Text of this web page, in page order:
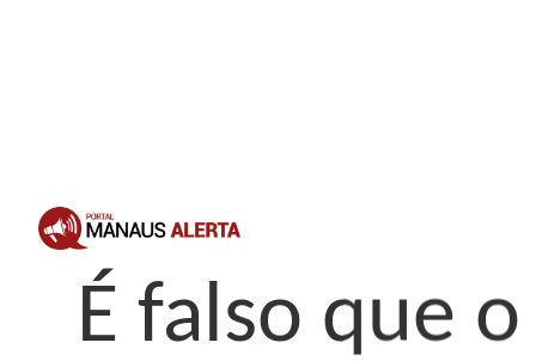
É falso que